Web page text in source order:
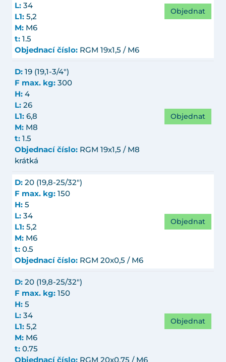
L: 34
L1: 5,2
M: M6
t: 1.5
Objednací číslo: RGM 19x1,5 / M6
Objednat
D: 19 (19,1-3/4")
F max. kg: 300
H: 4
L: 26
L1: 6,8
M: M8
t: 1.5
Objednací číslo: RGM 19x1,5 / M8
krátká
Objednat
D: 20 (19,8-25/32")
F max. kg: 150
H: 5
L: 34
L1: 5,2
M: M6
t: 0.5
Objednací číslo: RGM 20x0,5 / M6
Objednat
D: 20 (19,8-25/32")
F max. kg: 150
H: 5
L: 34
L1: 5,2
M: M6
t: 0.75
Objednací číslo: RGM 20x0,75 / M6
Objednat